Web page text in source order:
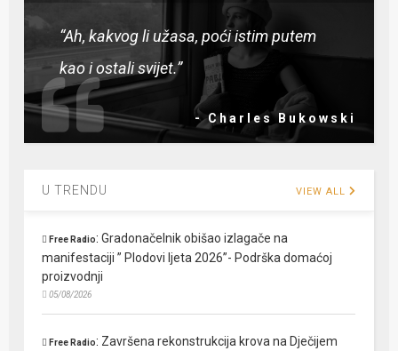
“Ah, kakvog li užasa, poći istim putem
kao i ostali svijet.”
- Charles Bukowski
U TRENDU VIEW ALL
Free Radio:Gradonačelnik obišao izlagače na
manifestaciji ” Plodovi ljeta 2026”- Podrška domaćoj
proizvodnji
05/08/2026
Free Radio: Završena rekonstrukcija krova na Dječijem